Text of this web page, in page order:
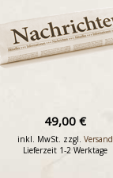
49,00 €
inkl. MwSt. zzgl. Versand
Lieferzeit 1-2 Werktage